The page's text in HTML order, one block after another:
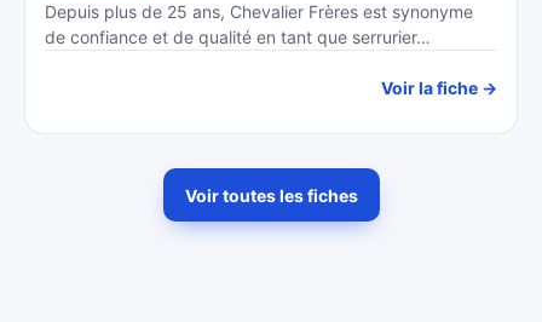
Depuis plus de 25 ans, Chevalier Frères est synonyme
de confiance et de qualité en tant que serrurier…
Voir la fiche →
Voir toutes les fiches